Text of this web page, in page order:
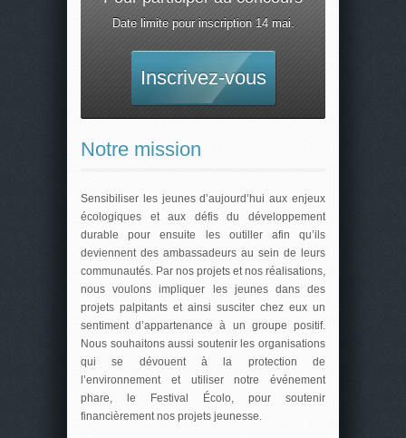
Date limite pour inscription 14 mai.
Inscrivez-vous
Notre mission
Sensibiliser les jeunes d’aujourd’hui aux enjeux
écologiques et aux défis du développement
durable pour ensuite les outiller afin qu’ils
deviennent des ambassadeurs au sein de leurs
communautés. Par nos projets et nos réalisations,
nous voulons impliquer les jeunes dans des
projets palpitants et ainsi susciter chez eux un
sentiment d’appartenance à un groupe positif.
Nous souhaitons aussi soutenir les organisations
qui se dévouent à la protection de
l’environnement et utiliser notre événement
phare, le Festival Écolo, pour soutenir
financièrement nos projets jeunesse.